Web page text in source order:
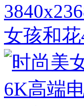
女孩和